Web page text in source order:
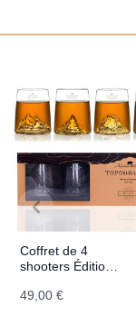
Coffret de 4
shooters Édition
TOPOGRAPHIC
49,00 €